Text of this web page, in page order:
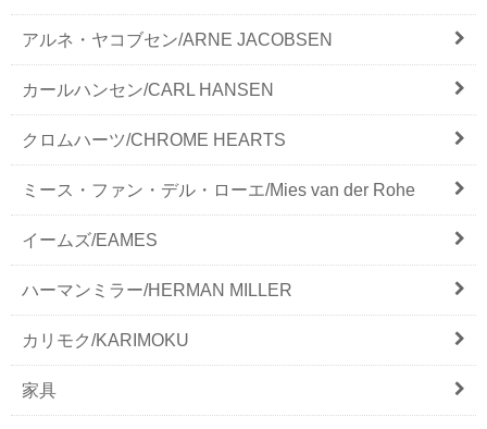
アルネ・ヤコブセン/ARNE JACOBSEN
カールハンセン/CARL HANSEN
クロムハーツ/CHROME HEARTS
ミース・ファン・デル・ローエ/Mies van der Rohe
イームズ/EAMES
ハーマンミラー/HERMAN MILLER
カリモク/KARIMOKU
家具